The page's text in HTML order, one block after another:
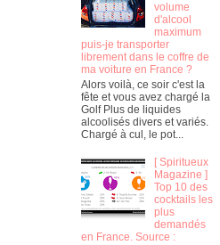
volume
d'alcool
maximum
puis-je transporter
librement dans le coffre de
ma voiture en France ?
Alors voilà, ce soir c'est la
fête et vous avez chargé la
Golf Plus de liquides
alcoolisés divers et variés.
Chargé à cul, le pot...
[ Spiritueux
Magazine ]
Top 10 des
cocktails les
plus
demandés
en France. Source :